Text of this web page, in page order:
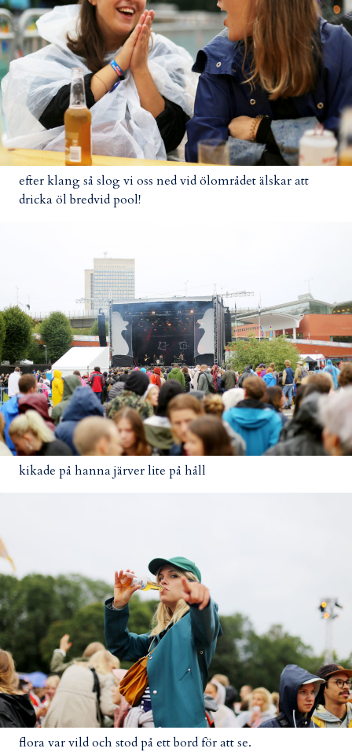
efter klang så slog vi oss ned vid ölområdet älskar att
dricka öl bredvid pool!
kikade på hanna järver lite på håll
flora var vild och stod på ett bord för att se.